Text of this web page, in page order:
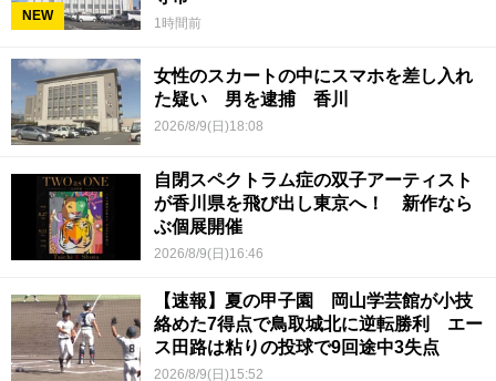
NEW 1時間前
女性のスカートの中にスマホを差し入れ
た疑い 男を逮捕 香川
2026/8/9(日)18:08
自閉スペクトラム症の双子アーティスト
が香川県を飛び出し東京へ！ 新作なら
ぶ個展開催
2026/8/9(日)16:46
【速報】夏の甲子園 岡山学芸館が小技
絡めた7得点で鳥取城北に逆転勝利 エー
ス田路は粘りの投球で9回途中3失点
2026/8/9(日)15:52